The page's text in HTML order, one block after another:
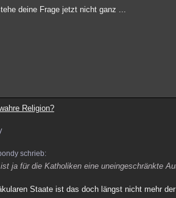
deine Frage jetzt nicht ganz ...
Religion?
schrieb:
ja für die Katholiken eine uneingeschränkte
Staate ist das doch längst nicht mehr